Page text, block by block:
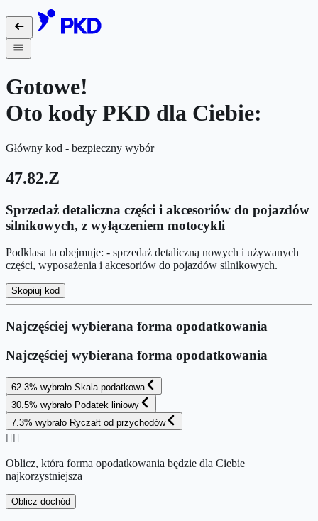
Gotowe!
Oto kody PKD dla Ciebie:
Główny kod - bezpieczny wybór
47.82.Z
Sprzedaż detaliczna części i akcesoriów do pojazdów
silnikowych, z wyłączeniem motocykli
Podklasa ta obejmuje: - sprzedaż detaliczną nowych i używanych
części, wyposażenia i akcesoriów do pojazdów silnikowych.
Skopiuj kod
Najczęściej wybierana forma opodatkowania
Najczęściej wybierana forma opodatkowania
62.3% wybrało Skala podatkowa
30.5% wybrało Podatek liniowy
7.3% wybrało Ryczałt od przychodów
👉🏻
Oblicz, która forma opodatkowania będzie dla Ciebie
najkorzystniejsza
Oblicz dochód